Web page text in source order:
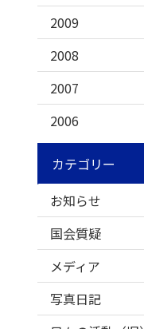
2009
2008
2007
2006
カテゴリー
お知らせ
国会質疑
メディア
写真日記